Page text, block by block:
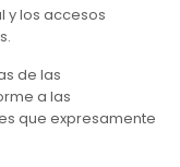
y los accesos
de las
a las
que expresamente